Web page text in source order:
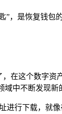
”，是恢复钱
在这个数字
中不断发现新
进行下载，就